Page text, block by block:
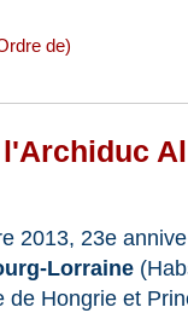
de)
2013, 23e
Lorraine
de Hongrie et